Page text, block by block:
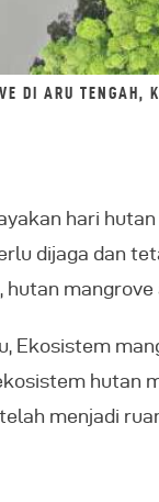
DI ARU
hari
dijaga dan
Ekosistem
hutan
menjadi